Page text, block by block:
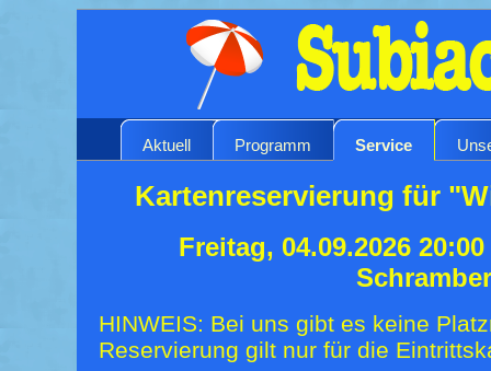
Aktuell Programm Service
Kartenreservierung für
Freitag, 04.09.2026
HINWEIS: Bei uns gibt es keine
Reservierung gilt nur für die